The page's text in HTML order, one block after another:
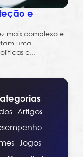
e
mais complexo e
uma
e...
Artigos
Jogos